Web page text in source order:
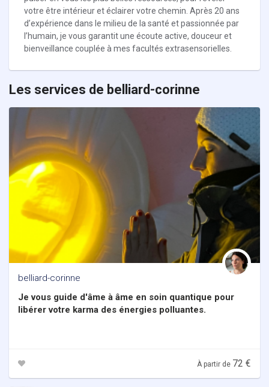
votre être intérieur et éclairer votre chemin. Après 20 ans
d’expérience dans le milieu de la santé et passionnée par
l’humain, je vous garantit une écoute active, douceur et
bienveillance couplée à mes facultés extrasensorielles.
Les services de belliard-corinne
belliard-corinne
Je vous guide d'âme à âme en soin quantique pour
libérer votre karma des énergies polluantes.
À partir de 72 €